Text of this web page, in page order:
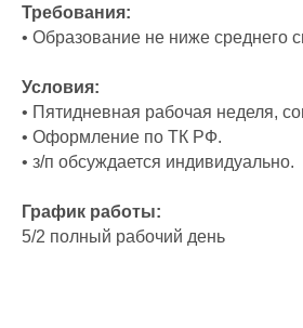
Требования:
• Образование не ниже среднего
Условия:
• Пятидневная рабочая неделя,
• Оформление по ТК РФ.
• з/п обсуждается индивидуально.
График работы:
5/2 полный рабочий день